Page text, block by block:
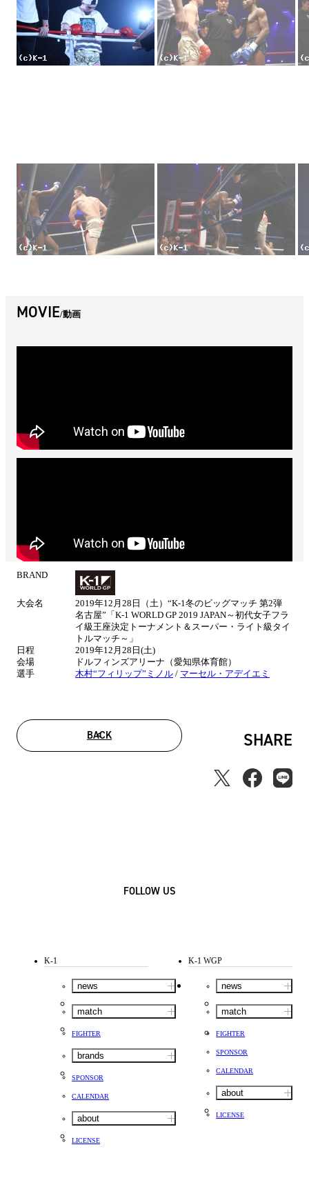
MOVIE 動画
BRAND
大会名
2019年12月28日（土）“K-1冬のビッグマッチ 第2弾
名古屋”「K-1 WORLD GP 2019 JAPAN～初代女子フラ
イ級王座決定トーナメント＆スーパー・ライト級タイ
トルマッチ～」
日程
2019年12月28日(土)
会場
ドルフィンズアリーナ（愛知県体育館）
選手
木村“フィリップ”ミノル / マーセル・アデイエミ
BACK SHARE
FOLLOW US
K-1
news
match
FIGHTER
brands
SPONSOR
CALENDAR
about
LICENSE
K-1 WGP
news
match
FIGHTER
SPONSOR
CALENDAR
about
LICENSE